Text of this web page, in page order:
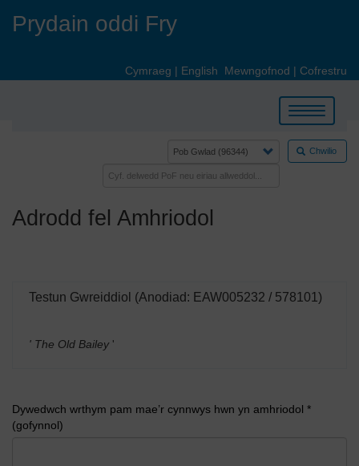
Prydain oddi Fry
Cymraeg | English Mewngofnod | Cofrestru
Toggle
navigation
Chwilio
Adrodd fel Amhriodol
Testun Gwreiddiol (Anodiad: EAW005232 / 578101)
' The Old Bailey '
Dywedwch wrthym pam mae’r cynnwys hwn yn amhriodol *
(gofynnol)